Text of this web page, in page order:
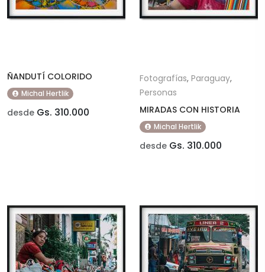
ÑANDUTÍ COLORIDO
Michal Hertlik
desde Gs. 310.000
Fotografías, Paraguay,
Personas
MIRADAS CON HISTORIA
Michal Hertlik
desde Gs. 310.000